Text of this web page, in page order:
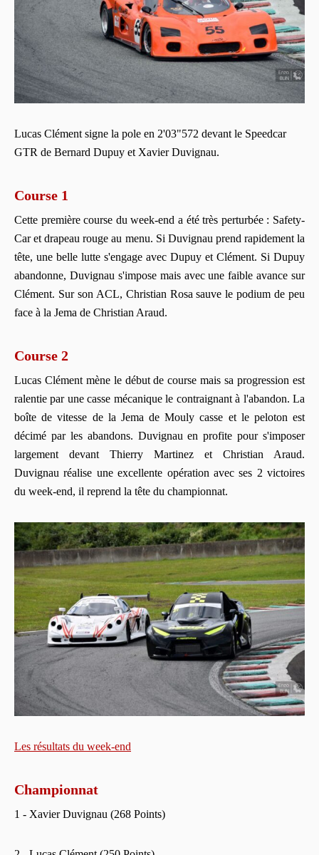
Lucas Clément signe la pole en 2'03"572 devant le Speedcar
GTR de Bernard Dupuy et Xavier Duvignau.
Course 1
Cette première course du week-end a été très perturbée : Safety-
Car et drapeau rouge au menu. Si Duvignau prend rapidement la
tête, une belle lutte s'engage avec Dupuy et Clément. Si Dupuy
abandonne, Duvignau s'impose mais avec une faible avance sur
Clément. Sur son ACL, Christian Rosa sauve le podium de peu
face à la Jema de Christian Araud.
Course 2
Lucas Clément mène le début de course mais sa progression est
ralentie par une casse mécanique le contraignant à l'abandon. La
boîte de vitesse de la Jema de Mouly casse et le peloton est
décimé par les abandons. Duvignau en profite pour s'imposer
largement devant Thierry Martinez et Christian Araud.
Duvignau réalise une excellente opération avec ses 2 victoires
du week-end, il reprend la tête du championnat.
Les résultats du week-end
Championnat
1 - Xavier Duvignau (268 Points)